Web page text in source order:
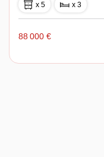
x 5 x 3
88 000 €